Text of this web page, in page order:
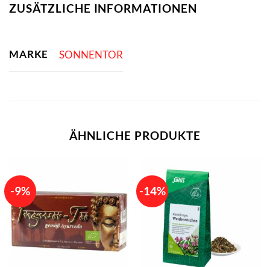
ZUSÄTZLICHE INFORMATIONEN
MARKE SONNENTOR
ÄHNLICHE PRODUKTE
-9% -14%